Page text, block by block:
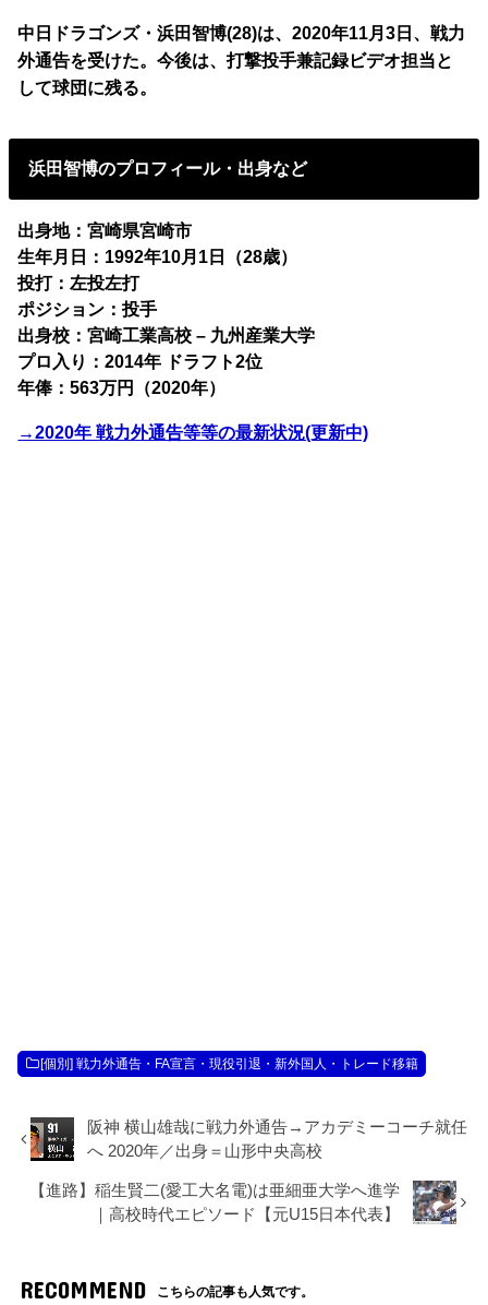
中日ドラゴンズ・浜田智博(28)は、2020年11月3日、戦力
外通告を受けた。今後は、打撃投手兼記録ビデオ担当と
して球団に残る。
浜田智博のプロフィール・出身など
出身地：宮崎県宮崎市
生年月日：1992年10月1日（28歳）
投打：左投左打
ポジション：投手
出身校：宮崎工業高校 – 九州産業大学
プロ入り：2014年 ドラフト2位
年俸：563万円（2020年）
→2020年 戦力外通告等等の最新状況(更新中)
[個別] 戦力外通告・FA宣言・現役引退・新外国人・トレード移籍
阪神 横山雄哉に戦力外通告→アカデミーコーチ就任
へ 2020年／出身＝山形中央高校
【進路】稲生賢二(愛工大名電)は亜細亜大学へ進学
｜高校時代エピソード【元U15日本代表】
RECOMMEND こちらの記事も人気です。